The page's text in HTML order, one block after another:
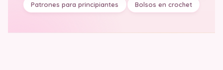
Patrones para principiantes Bolsos en crochet